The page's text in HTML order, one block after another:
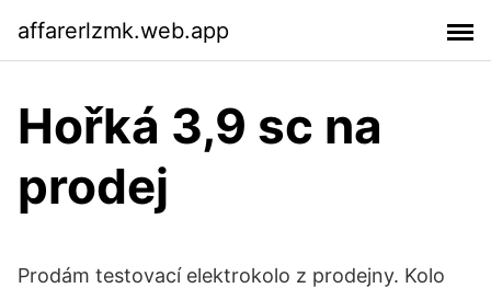
affarerlzmk.web.app
Hořká 3,9 sc na
prodej
Prodám testovací elektrokolo z prodejny. Kolo